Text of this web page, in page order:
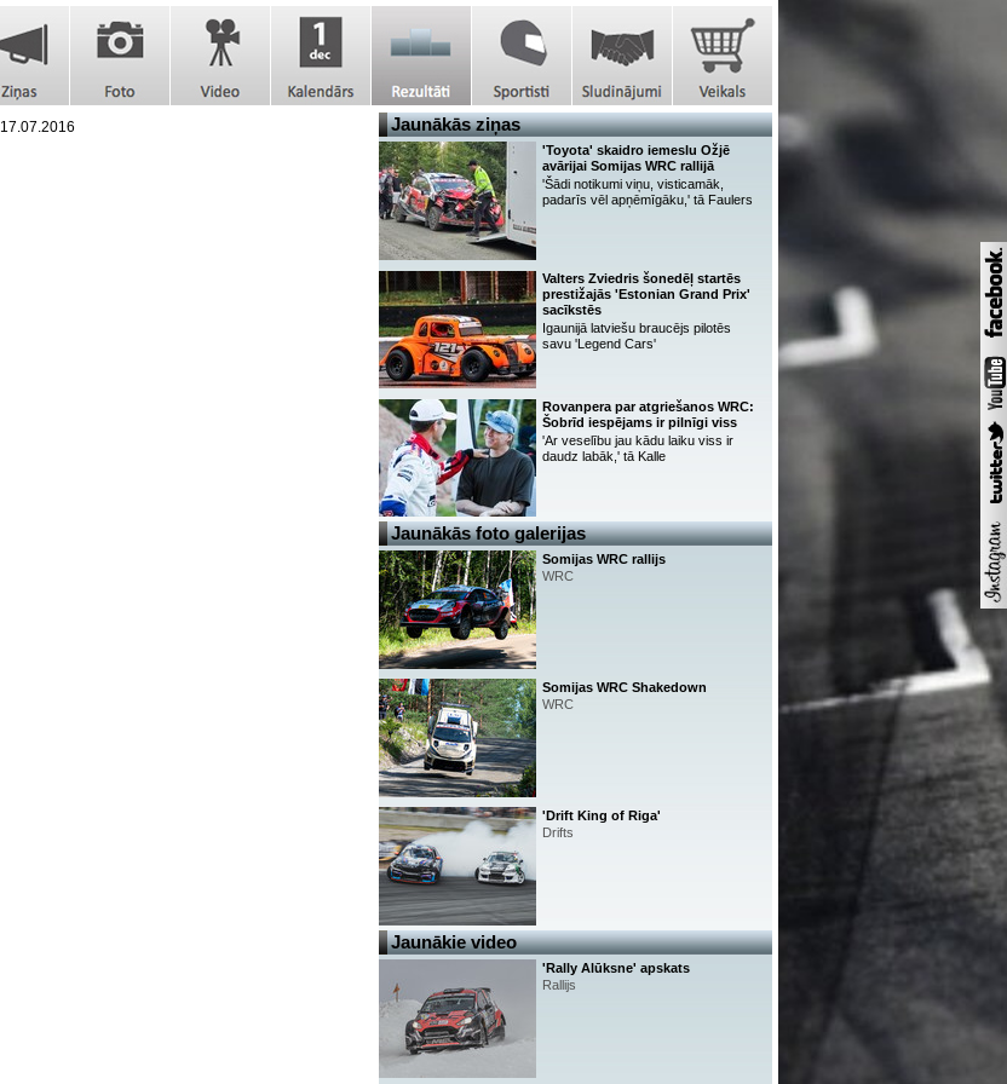
17.07.2016
Jaunākās ziņas
'Toyota' skaidro iemeslu Ožjē
avārijai Somijas WRC rallijā
'Šādi notikumi viņu, visticamāk,
padarīs vēl apņēmīgāku,' tā Faulers
Valters Zviedris šonedēļ startēs
prestižajās 'Estonian Grand Prix'
sacīkstēs
Igaunijā latviešu braucējs pilotēs
savu 'Legend Cars'
Rovanpera par atgriešanos WRC:
Šobrīd iespējams ir pilnīgi viss
'Ar veselību jau kādu laiku viss ir
daudz labāk,' tā Kalle
Jaunākās foto galerijas
Somijas WRC rallijs
WRC
Somijas WRC Shakedown
WRC
'Drift King of Riga'
Drifts
Jaunākie video
'Rally Alūksne' apskats
Rallijs